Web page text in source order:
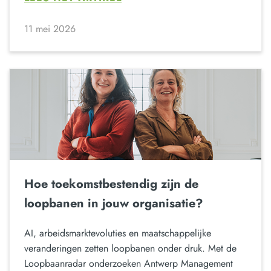
11 mei 2026
Hoe toekomstbestendig zijn de
loopbanen in jouw organisatie?
AI, arbeidsmarktevoluties en maatschappelijke
veranderingen zetten loopbanen onder druk. Met de
Loopbaanradar onderzoeken Antwerp Management